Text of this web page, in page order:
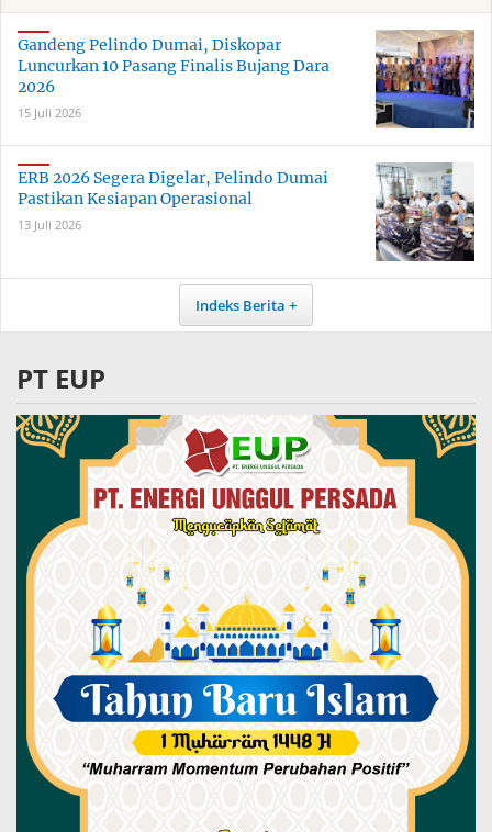
Gandeng Pelindo Dumai, Diskopar
Luncurkan 10 Pasang Finalis Bujang Dara
2026
15 Juli 2026
ERB 2026 Segera Digelar, Pelindo Dumai
Pastikan Kesiapan Operasional
13 Juli 2026
Indeks Berita
PT EUP